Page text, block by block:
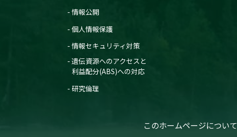
情報公開
個人情報保護
情報セキュリティ対策
遺伝資源へのアクセスと
利益配分(ABS)への対応
研究倫理
このホームページについて